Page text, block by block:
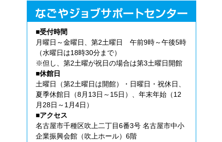
■受付時間
月曜日～金曜日、第2土曜日 午前9時～午後5時
（水曜日は18時30分まで）
※但し、第2土曜が祝日の場合は第3土曜日開館
■休館日
土曜日（第2土曜日は開館）・日曜日・祝休日、
夏季休館日（8月13日～15日）、年末年始（12
月28日～1月4日）
■アクセス
名古屋市千種区吹上二丁目6番3号 名古屋市中小
企業振興会館（吹上ホール）6階